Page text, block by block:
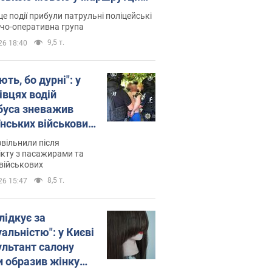
склала адмінпротокол.
події прибули патрульні поліцейські
оперативна група
18:40 9,5 т.
бо дурні": у
водій
зневажив
військових
Відео
після
з пасажирами та
15:47 8,5 т.
за
у Києві
салону
образив жінку